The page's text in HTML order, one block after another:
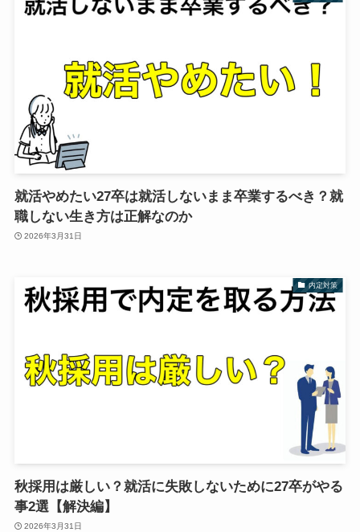
就活やめたい27卒は就活しないまま卒業するべき？就
職しない生き方は正解なのか
2026年3月31日
内定対策
秋採用は厳しい？就活に失敗しないために27卒がやる
事2選【解決編】
2026年3月31日